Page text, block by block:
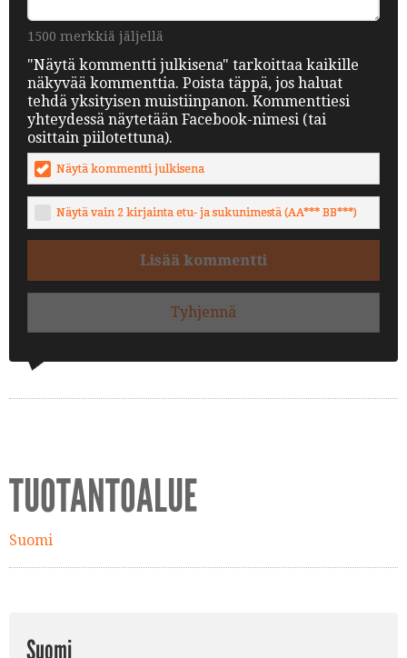
1500 merkkiä jäljellä
"Näytä kommentti julkisena" tarkoittaa kaikille
näkyvää kommenttia. Poista täppä, jos haluat
tehdä yksityisen muistiinpanon. Kommenttiesi
yhteydessä näytetään Facebook-nimesi (tai
osittain piilotettuna).
Näytä kommentti julkisena
Näytä vain 2 kirjainta etu- ja sukunimestä (AA*** BB***)
Lisää kommentti
Tyhjennä
TUOTANTOALUE
Suomi
Suomi